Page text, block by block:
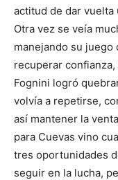
actitud de dar vuelta
Otra vez se veía
manejando su juego
recuperar
Fognini logró
volvía a repetirse,
así mantener la
para Cuevas vino
tres oportunidades
seguir en la lucha,